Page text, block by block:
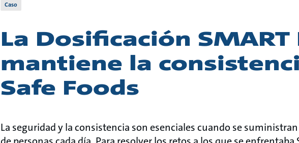
Caso
La Dosificación
mantiene la
Safe Foods
La seguridad y la consistencia son esenciales cuando se